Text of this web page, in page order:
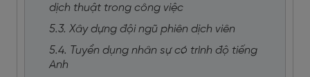
dịch thuật trong công việc
5.3. Xây dựng đội ngũ phiên dịch viên
5.4. Tuyển dụng nhân sự có trình độ tiếng
Anh